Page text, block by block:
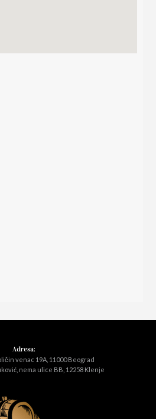
Adresa:
venac 19A, 11000 Beograd
nema ulice BB, 12258 Klenje